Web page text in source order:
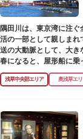
隅田川は、東京湾に注
活の一部として親しま
送の大動脈として、大き
春になると、屋形船に乗
東京スカイツリーとのコ
た、毎年7月の最終土曜
川沿いには「隅田川テ
い風に吹かれながら、
後は、オープンカフェ
浅草中央部エリア 奥浅草エ